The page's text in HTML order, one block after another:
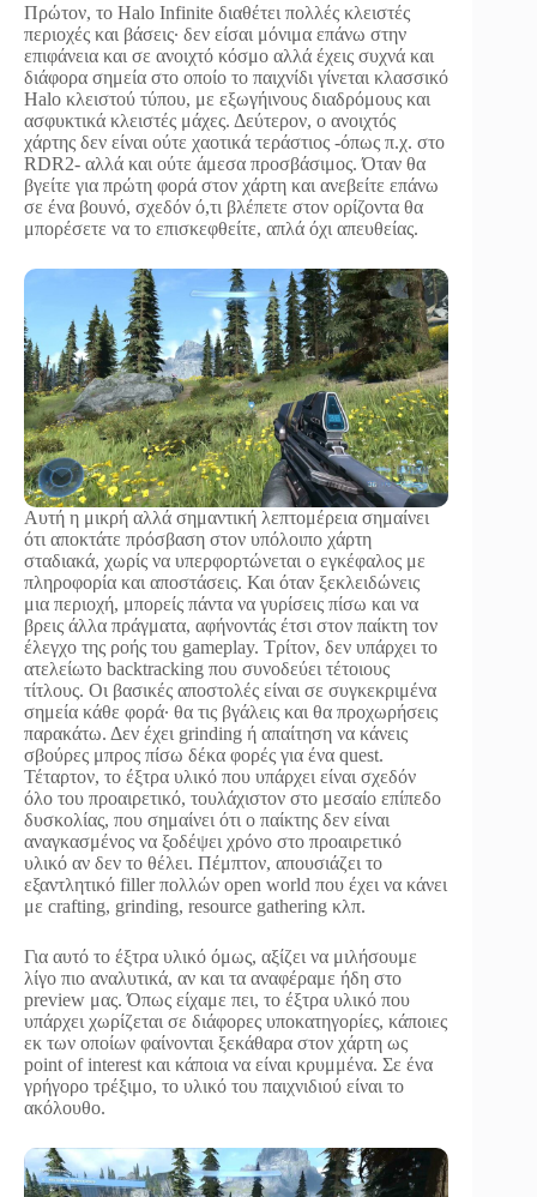
Πρώτον, το Halo Infinite διαθέτει πολλές κλειστές
περιοχές και βάσεις∙ δεν είσαι μόνιμα επάνω στην
επιφάνεια και σε ανοιχτό κόσμο αλλά έχεις συχνά και
διάφορα σημεία στο οποίο το παιχνίδι γίνεται κλασσικό
Halo κλειστού τύπου, με εξωγήινους διαδρόμους και
ασφυκτικά κλειστές μάχες. Δεύτερον, ο ανοιχτός
χάρτης δεν είναι ούτε χαοτικά τεράστιος -όπως π.χ. στο
RDR2- αλλά και ούτε άμεσα προσβάσιμος. Όταν θα
βγείτε για πρώτη φορά στον χάρτη και ανεβείτε επάνω
σε ένα βουνό, σχεδόν ό,τι βλέπετε στον ορίζοντα θα
μπορέσετε να το επισκεφθείτε, απλά όχι απευθείας.
Αυτή η μικρή αλλά σημαντική λεπτομέρεια σημαίνει
ότι αποκτάτε πρόσβαση στον υπόλοιπο χάρτη
σταδιακά, χωρίς να υπερφορτώνεται ο εγκέφαλος με
πληροφορία και αποστάσεις. Και όταν ξεκλειδώνεις
μια περιοχή, μπορείς πάντα να γυρίσεις πίσω και να
βρεις άλλα πράγματα, αφήνοντάς έτσι στον παίκτη τον
έλεγχο της ροής του gameplay. Τρίτον, δεν υπάρχει το
ατελείωτο backtracking που συνοδεύει τέτοιους
τίτλους. Οι βασικές αποστολές είναι σε συγκεκριμένα
σημεία κάθε φορά∙ θα τις βγάλεις και θα προχωρήσεις
παρακάτω. Δεν έχει grinding ή απαίτηση να κάνεις
σβούρες μπρος πίσω δέκα φορές για ένα quest.
Τέταρτον, το έξτρα υλικό που υπάρχει είναι σχεδόν
όλο του προαιρετικό, τουλάχιστον στο μεσαίο επίπεδο
δυσκολίας, που σημαίνει ότι ο παίκτης δεν είναι
αναγκασμένος να ξοδέψει χρόνο στο προαιρετικό
υλικό αν δεν το θέλει. Πέμπτον, απουσιάζει το
εξαντλητικό filler πολλών open world που έχει να κάνει
με crafting, grinding, resource gathering κλπ.
Για αυτό το έξτρα υλικό όμως, αξίζει να μιλήσουμε
λίγο πιο αναλυτικά, αν και τα αναφέραμε ήδη στο
preview μας. Όπως είχαμε πει, το έξτρα υλικό που
υπάρχει χωρίζεται σε διάφορες υποκατηγορίες, κάποιες
εκ των οποίων φαίνονται ξεκάθαρα στον χάρτη ως
point of interest και κάποια να είναι κρυμμένα. Σε ένα
γρήγορο τρέξιμο, το υλικό του παιχνιδιού είναι το
ακόλουθο.